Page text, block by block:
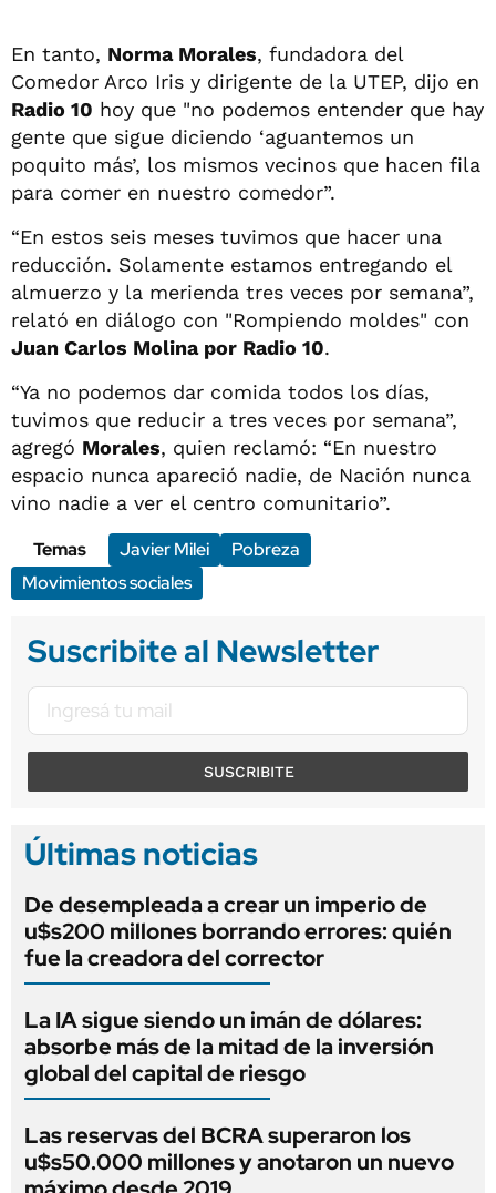
En tanto, Norma Morales, fundadora del
Comedor Arco Iris y dirigente de la UTEP, dijo en
Radio 10 hoy que "no podemos entender que hay
gente que sigue diciendo ‘aguantemos un
poquito más’, los mismos vecinos que hacen fila
para comer en nuestro comedor”.
“En estos seis meses tuvimos que hacer una
reducción. Solamente estamos entregando el
almuerzo y la merienda tres veces por semana”,
relató en diálogo con "Rompiendo moldes" con
Juan Carlos Molina por Radio 10.
“Ya no podemos dar comida todos los días,
tuvimos que reducir a tres veces por semana”,
agregó Morales, quien reclamó: “En nuestro
espacio nunca apareció nadie, de Nación nunca
vino nadie a ver el centro comunitario”.
Temas
Javier Milei
Pobreza
Movimientos sociales
Suscribite al Newsletter
SUSCRIBITE
Últimas noticias
De desempleada a crear un imperio de
u$s200 millones borrando errores: quién
fue la creadora del corrector
La IA sigue siendo un imán de dólares:
absorbe más de la mitad de la inversión
global del capital de riesgo
Las reservas del BCRA superaron los
u$s50.000 millones y anotaron un nuevo